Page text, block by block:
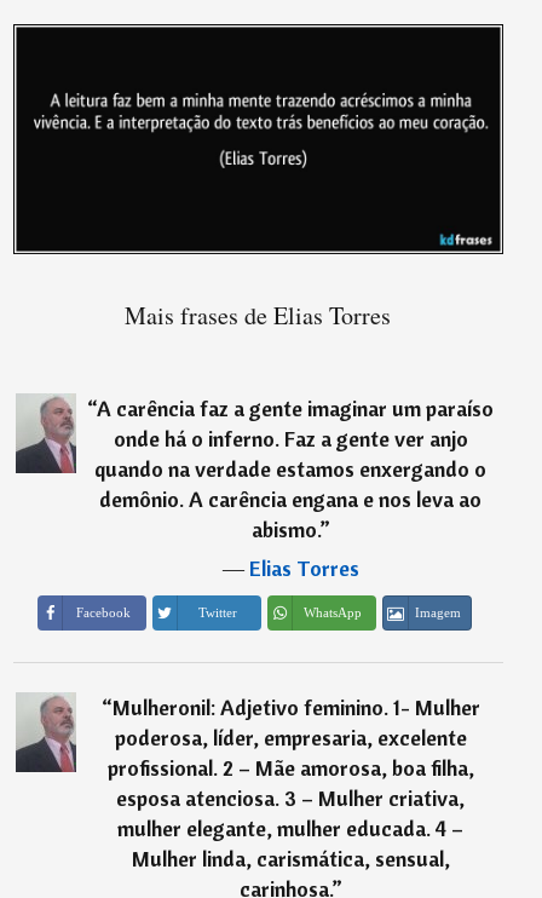
Mais frases de Elias Torres
“A carência faz a gente imaginar um paraíso
onde há o inferno. Faz a gente ver anjo
quando na verdade estamos enxergando o
demônio. A carência engana e nos leva ao
abismo.”
―Elias Torres
Facebook Twitter WhatsApp Imagem
“Mulheronil: Adjetivo feminino. 1- Mulher
poderosa, líder, empresaria, excelente
profissional. 2 – Mãe amorosa, boa filha,
esposa atenciosa. 3 – Mulher criativa,
mulher elegante, mulher educada. 4 –
Mulher linda, carismática, sensual,
carinhosa.”